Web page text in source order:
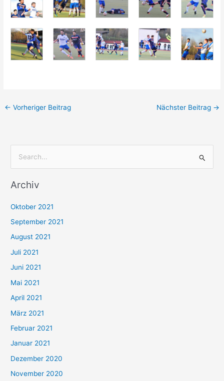
← Vorheriger Beitrag Nächster Beitrag →
c
n
n
a
c
h
:
Archiv
Oktober 2021
September 2021
August 2021
Juli 2021
Juni 2021
Mai 2021
April 2021
März 2021
Februar 2021
Januar 2021
Dezember 2020
November 2020